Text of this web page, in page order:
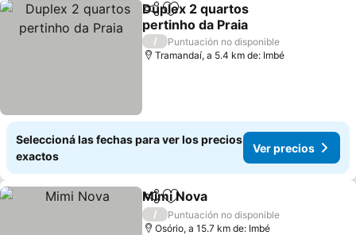
CompartirAñadir a favoritos
Duplex 2 quartos
pertinho da Praia
/
Puntuación no disponible
Tramandaí, a 5.4 km de: Imbé
Seleccioná las fechas para ver los precios
exactos
Ver precios
CompartirAñadir a favoritos
Mimi Nova
/
Puntuación no disponible
Osório, a 15.7 km de: Imbé